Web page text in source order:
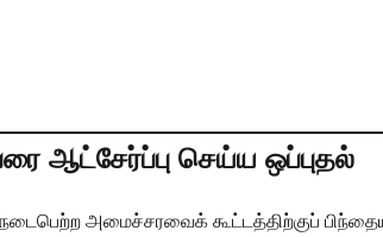
ஆட்சேர்ப்பு செய்ய ஒப்புதல்
நடைபெற்ற அமைச்சரவைக் கூட்டத்திற்குப்